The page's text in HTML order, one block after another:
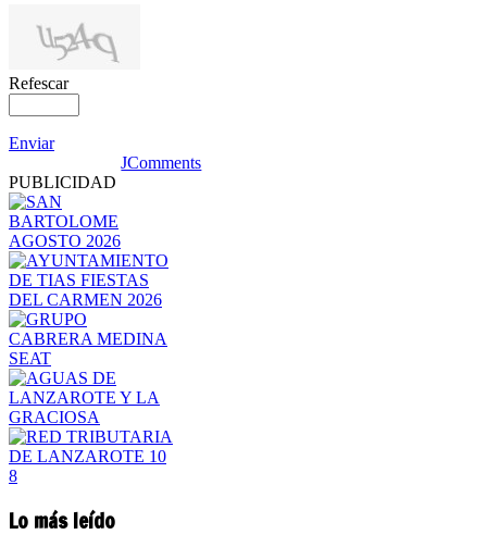
Refescar
Enviar
JComments
PUBLICIDAD
Lo más leído